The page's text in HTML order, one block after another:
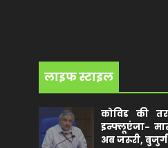
लाइफ स्टाइल
कोविड की
इन्फ्लूएंजा-
अब जरूरी,